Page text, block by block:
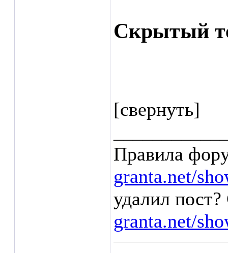
Скрытый
[свернуть]
Правила
granta.net/
удалил
granta.net/